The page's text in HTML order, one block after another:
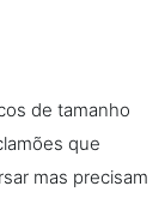
de tamanho
que
mas precisam